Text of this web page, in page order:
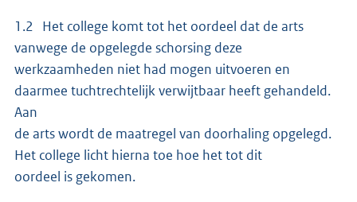
1.2 Het college komt tot het oordeel dat de arts
vanwege de opgelegde schorsing deze
werkzaamheden niet had mogen uitvoeren en
daarmee tuchtrechtelijk verwijtbaar heeft gehandeld.
Aan
de arts wordt de maatregel van doorhaling opgelegd.
Het college licht hierna toe hoe het tot dit
oordeel is gekomen.